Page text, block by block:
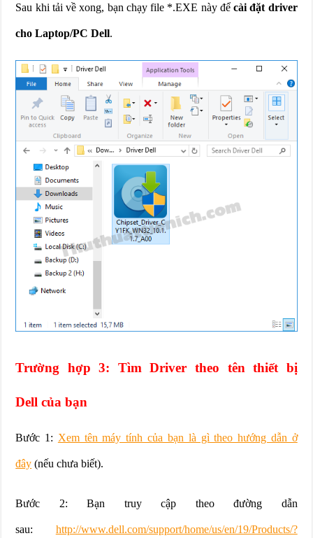
Sau khi tải về xong, bạn chạy file *.EXE này đểcài đặt driver
cho Laptop/PC Dell.
Trường hợp 3: Tìm Driver theo tên thiết bị
Dell của bạn
Bước 1: Xem tên máy tính của bạn là gì theo hướng dẫn ở
đây (nếu chưa biết).
Bước 2: Bạn truy cập theo đường dẫn
sau: http://www.dell.com/support/home/us/en/19/Products/?